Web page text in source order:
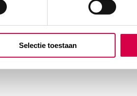
Selectie toestaan